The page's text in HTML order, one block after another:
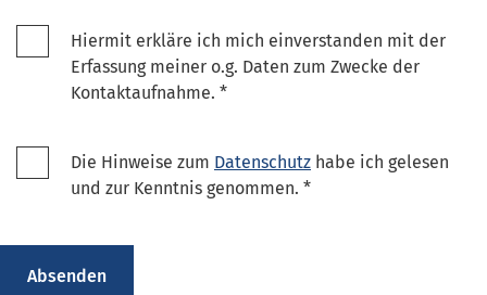
Hiermit erkläre ich mich einverstanden mit der
Erfassung meiner o.g. Daten zum Zwecke der
Kontaktaufnahme. *
Die Hinweise zum Datenschutz habe ich gelesen
und zur Kenntnis genommen. *
Absenden